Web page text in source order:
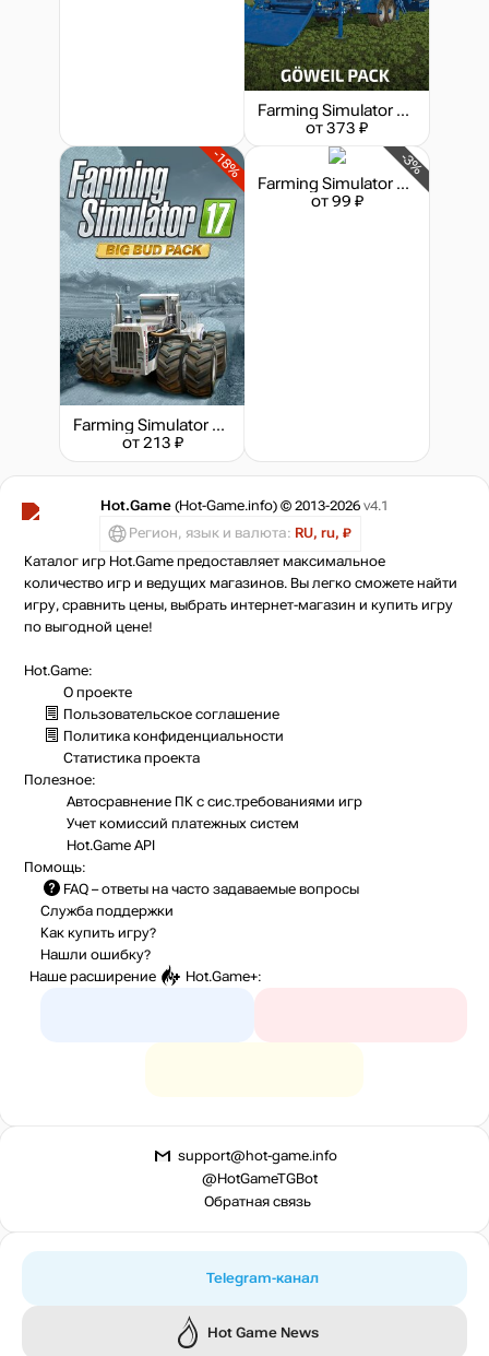
Farming Simulator 22 - Göweil Pack
от 373 ₽
-18%
Farming Simulator 17 - Big Bud Pack
от 213 ₽
-3%
Farming Simulator 15 - New Holland Pack
от 99 ₽
Hot.Game (Hot-Game.info) © 2013-2026 v4.1
Регион, язык и валюта: RU, ru, ₽
Каталог игр Hot.Game предоставляет максимальное
количество игр и ведущих магазинов. Вы легко сможете найти
игру, сравнить цены, выбрать интернет-магазин и купить игру
по выгодной цене!
Hot.Game:
О проекте
Пользовательское соглашение
Политика конфиденциальности
Статистика проекта
Полезное:
Автосравнение ПК с сис.требованиями игр
Учет комиссий платежных систем
Hot.Game API
Помощь:
FAQ – ответы на часто задаваемые вопросы
Служба поддержки
Как купить игру?
Нашли ошибку?
Наше расширение
Hot.Game+:
support@hot-game.info
@HotGameTGBot
Обратная связь
Telegram-канал
Hot Game News